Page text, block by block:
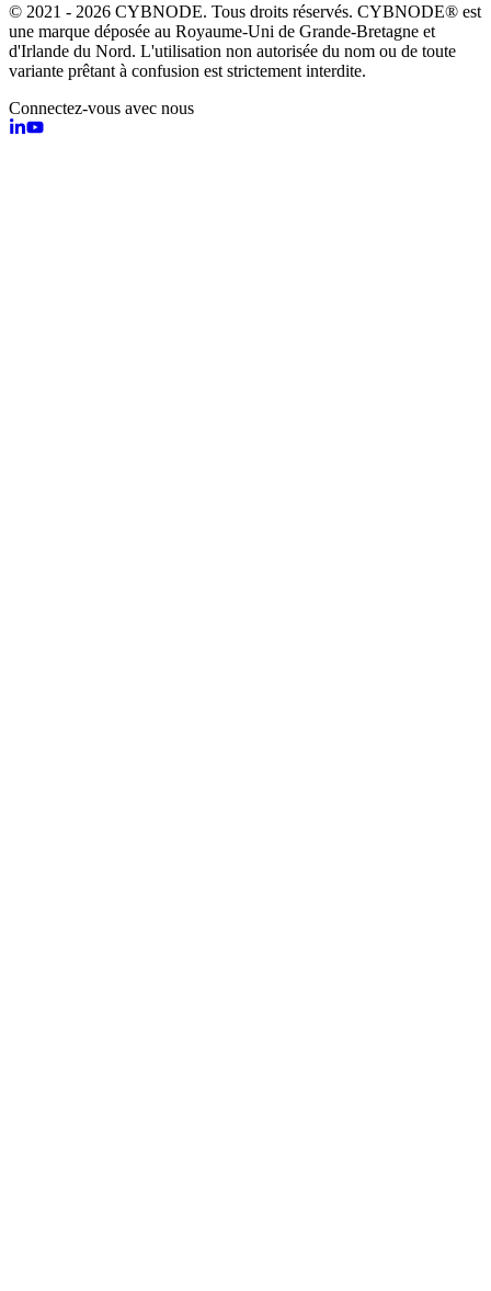
© 2021 - 2026 CYBNODE. Tous droits réservés. CYBNODE® est
une marque déposée au Royaume-Uni de Grande-Bretagne et
d'Irlande du Nord. L'utilisation non autorisée du nom ou de toute
variante prêtant à confusion est strictement interdite.
Connectez-vous avec nous